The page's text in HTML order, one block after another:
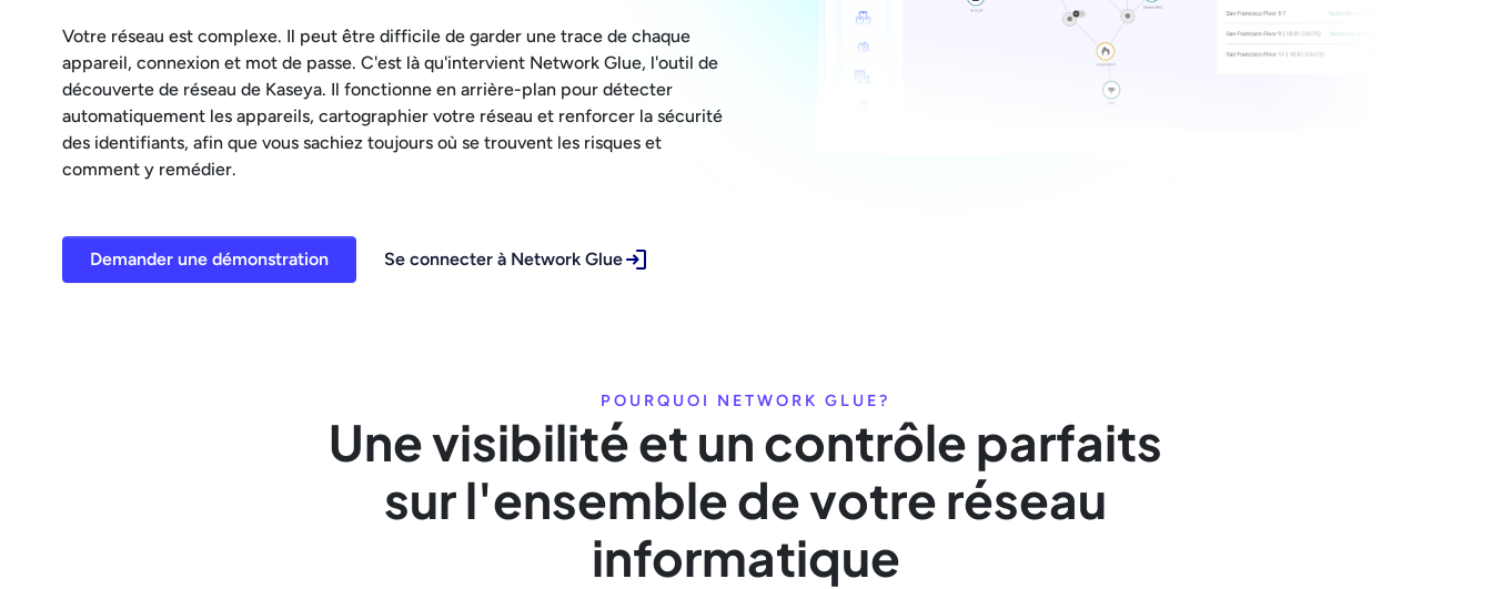
Votre réseau est complexe. Il peut être difficile de garder une trace de chaque
appareil, connexion et mot de passe. C'est là qu'intervient Network Glue, l'outil de
découverte de réseau de Kaseya. Il fonctionne en arrière-plan pour détecter
automatiquement les appareils, cartographier votre réseau et renforcer la sécurité
des identifiants, afin que vous sachiez toujours où se trouvent les risques et
comment y remédier.
Demander une démonstration Se connecter à Network Glue
POURQUOI NETWORK GLUE?
Une visibilité et un contrôle parfaits
sur l'ensemble de votre réseau
informatique